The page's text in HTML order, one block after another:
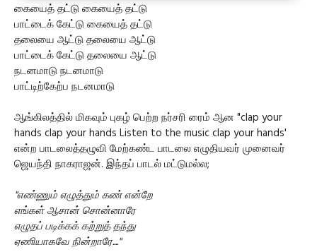
கையைத் தட்டு கையைத் தட்டு
பாட்டைக் கேட்டு கையைத் தட்டு
தலையை ஆட்டு தலையை ஆட்டு
பாட்டைக் கேட்டு தலையை ஆட்டு
நடனமாடு நடனமாடு
பாட்டிற்கேற்ப நடனமாடு
ஆங்கிலத்தில் மிகவும் புகழ் பெற்ற நர்சரி ரைம் ஆன "clap your
hands clap your hands Listen to the music clap your hands'
என்ற பாடலைத்தழுவி மேற்கண்ட பாடலை எழுதியவர் முனைவர்
ஜெயந்தி நாகராஜன். இந்தப் பாடல் மட்டுமல்ல;
"எண்ணும் எழுத்தும் கண் என்றே
எங்கள் ஆசான் சொன்னாரே
எழுதப் படிக்கக் கற்றுத் தந்து
ஏணியாகவே நின்றாரே...."